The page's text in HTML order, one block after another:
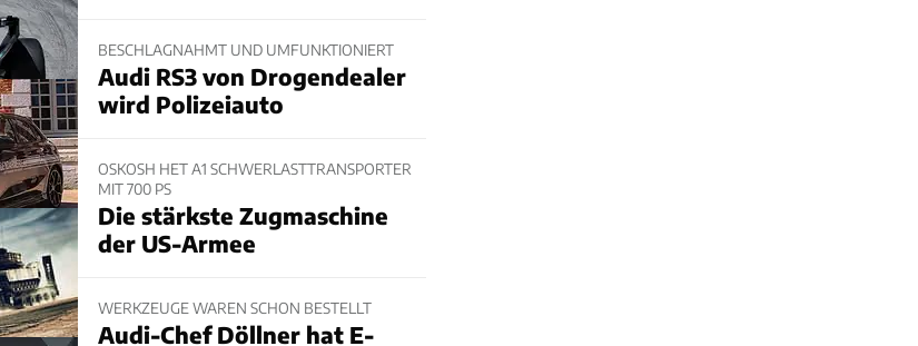
BESCHLAGNAHMT UND UMFUNKTIONIERT
Audi RS3 von Drogendealer
wird Polizeiauto
OSKOSH HET A1 SCHWERLASTTRANSPORTER
MIT 700 PS
Die stärkste Zugmaschine
der US-Armee
WERKZEUGE WAREN SCHON BESTELLT
Audi-Chef Döllner hat E-